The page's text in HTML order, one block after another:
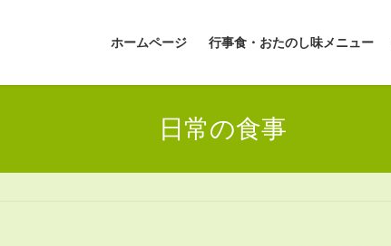
ホームページ 行事食・おたのし味メニュー
日常の食事